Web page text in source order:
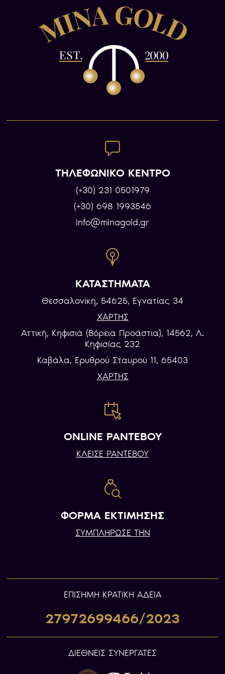
ΤΗΛΕΦΩΝΙΚΟ ΚΕΝΤΡΟ
(+30) 231 0501979
(+30) 698 1993546
info@minagold.gr
ΚΑΤΑΣΤΗΜΑΤΑ
Θεσσαλονίκη, 54625, Εγνατίας 34
ΧΑΡΤΗΣ
Αττική, Κηφισιά (Βόρεια Προάστια), 14562, Λ.
Κηφισίας 232
Καβάλα, Eρυθρού Σταυρού 11, 65403
ΧΑΡΤΗΣ
ONLINE ΡΑΝΤΕΒΟΥ
ΚΛΕΙΣΕ ΡΑΝΤΕΒΟΥ
ΦΟΡΜΑ ΕΚΤΙΜΗΣΗΣ
ΣΥΜΠΛΗΡΩΣΕ ΤΗΝ
ΕΠIΣΗΜΗ ΚΡΑΤΙΚΗ ΑΔΕΙΑ
27972699466/2023
ΔΙΕΘΝΕΙΣ ΣΥΝΕΡΓΑΤΕΣ